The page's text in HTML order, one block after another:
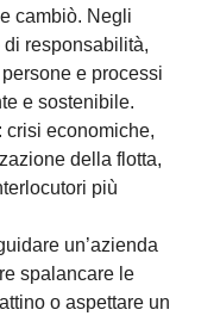
cambiò. Negli
responsabilità,
e processi
e sostenibile.
crisi economiche,
della flotta,
più
un’azienda
spalancare le
o aspettare un